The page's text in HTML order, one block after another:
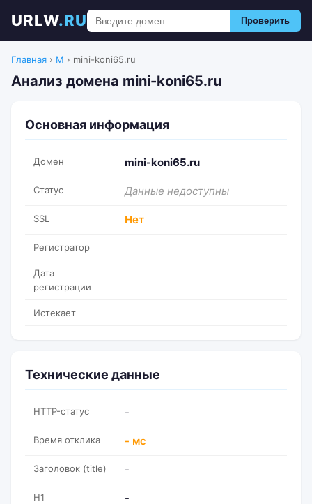
URLW.RU Проверить
Главная › M › mini-koni65.ru
Анализ домена mini-koni65.ru
Основная информация
Домен mini-koni65.ru
Статус Данные недоступны
SSL Нет
Регистратор
Дата
регистрации
Истекает
Технические данные
HTTP-статус -
Время отклика - мс
Заголовок (title) -
H1 -